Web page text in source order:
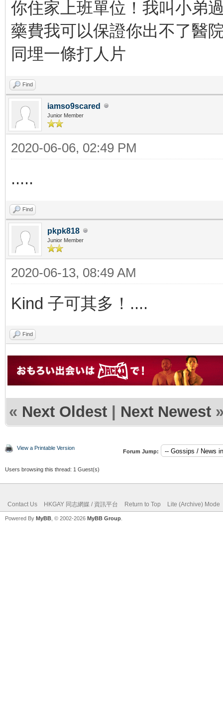
你住家上班單位！我叫小弟
藥費我可以保證你出不了醫
同埋一條打人片
Find
iamso9scared
Junior Member
2020-06-06, 02:49 PM
.....
Find
pkpk818
Junior Member
2020-06-13, 08:49 AM
Kind 子可其多！....
Find
« Next Oldest | Next Newest
View a Printable Version
Forum Jump:
Users browsing this thread: 1 Guest(s)
Contact Us HKGAY 同志網媒 / 資訊平台 Return to Top Lite (Archive) Mode
Powered By MyBB , © 2002-2026 MyBB Group